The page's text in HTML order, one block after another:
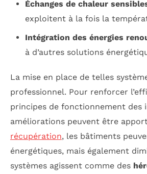
Échanges de chaleur
exploitent à la fois la
Intégration des énergies
à d’autres solutions
La mise en place de telles
professionnel. Pour renforcer
principes de fonctionnement des
améliorations peuvent être
récupération, les bâtiments
énergétiques, mais également
systèmes agissent comme des